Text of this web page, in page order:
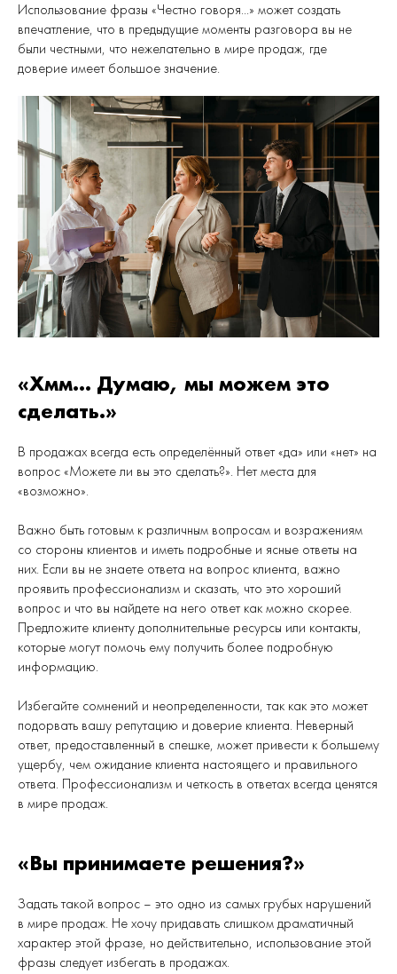
Использование фразы «Честно говоря...» может создать
впечатление, что в предыдущие моменты разговора вы не
были честными, что нежелательно в мире продаж, где
доверие имеет большое значение.
«Хмм... Думаю, мы можем это
сделать.»
В продажах всегда есть определённый ответ «да» или «нет» на
вопрос «Можете ли вы это сделать?». Нет места для
«возможно».
Важно быть готовым к различным вопросам и возражениям
со стороны клиентов и иметь подробные и ясные ответы на
них. Если вы не знаете ответа на вопрос клиента, важно
проявить профессионализм и сказать, что это хороший
вопрос и что вы найдете на него ответ как можно скорее.
Предложите клиенту дополнительные ресурсы или контакты,
которые могут помочь ему получить более подробную
информацию.
Избегайте сомнений и неопределенности, так как это может
подорвать вашу репутацию и доверие клиента. Неверный
ответ, предоставленный в спешке, может привести к большему
ущербу, чем ожидание клиента настоящего и правильного
ответа. Профессионализм и четкость в ответах всегда ценятся
в мире продаж.
«Вы принимаете решения?»
Задать такой вопрос – это одно из самых грубых нарушений
в мире продаж. Не хочу придавать слишком драматичный
характер этой фразе, но действительно, использование этой
фразы следует избегать в продажах.